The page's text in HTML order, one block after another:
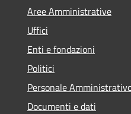
Aree Amministrative
Uffici
Enti e fondazioni
Politici
Personale
Documenti e dati